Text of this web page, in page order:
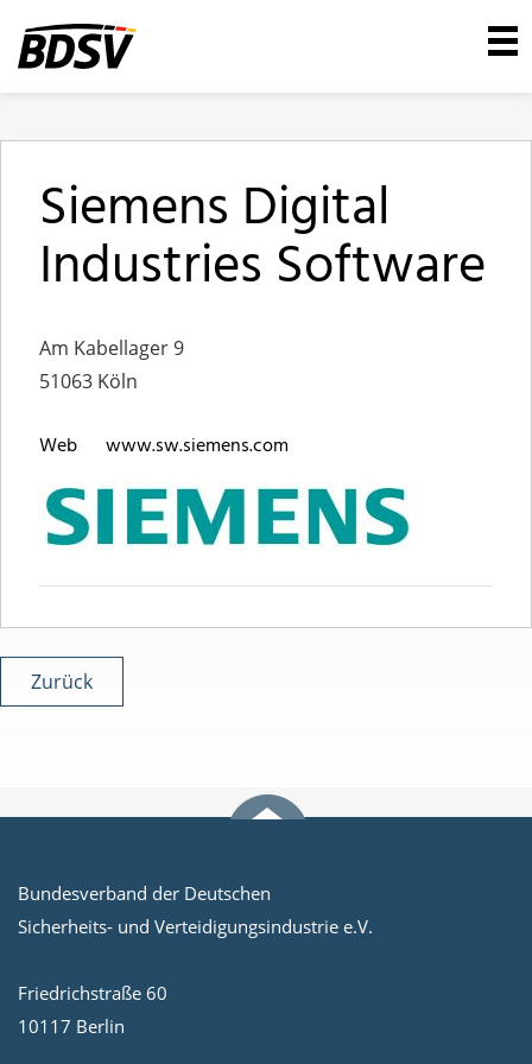
Siemens Digital
Industries Software
Am Kabellager 9
51063 Köln
Web www.sw.siemens.com
Zurück
Bundesverband der Deutschen
Sicherheits- und Verteidigungsindustrie e.V.
Friedrichstraße 60
10117 Berlin